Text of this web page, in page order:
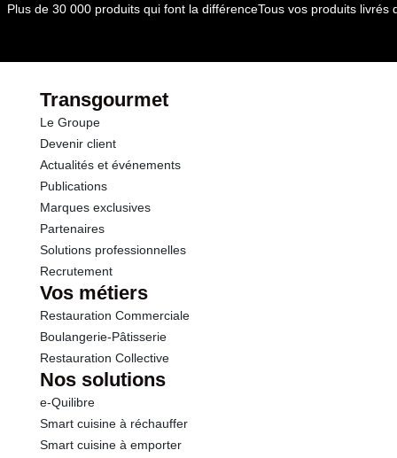
Plus de 30 000 produits qui font la différenceTous vos produits livrés
Transgourmet
Le Groupe
Devenir client
Actualités et événements
Publications
Marques exclusives
Partenaires
Solutions professionnelles
Recrutement
Vos métiers
Restauration Commerciale
Boulangerie-Pâtisserie
Restauration Collective
Nos solutions
e-Quilibre
Smart cuisine à réchauffer
Smart cuisine à emporter